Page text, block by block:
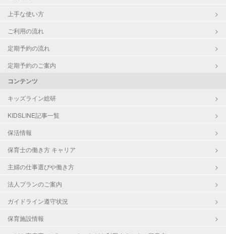
上手な使い方
ご利用の流れ
定期予約の流れ
定期予約のご案内
コンテンツ
キッズライン総研
KIDSLINE記事一覧
保活情報
保育士の働き方 キャリア
主婦の仕事選びや働き方
法人プランのご案内
ガイドライン遵守状況
保育施設情報